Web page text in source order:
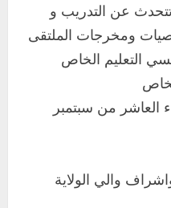
تتحدث عن التدريب و
ومخرجات الملتقى
التعليم الخاص
العاشر من سبتمبر
والي الولاية
بالولاية يدشن ورشة
اللغة الإنجليزية بمحلية
و التطوير الإداري
تشارك الملتقي التنسيقي